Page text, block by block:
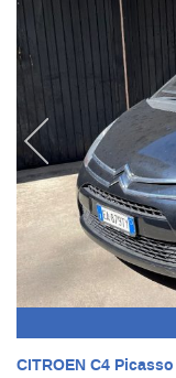
CITROEN C4